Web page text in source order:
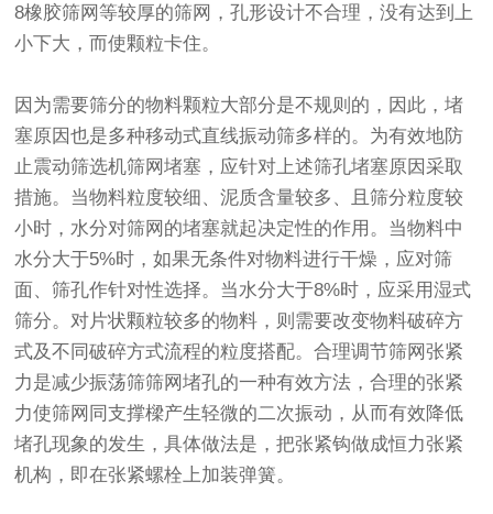
8橡胶筛网等较厚的筛网，孔形设计不合理，没有达到上
小下大，而使颗粒卡住。
因为需要筛分的物料颗粒大部分是不规则的，因此，堵
塞原因也是多种移动式直线振动筛多样的。为有效地防
止震动筛选机筛网堵塞，应针对上述筛孔堵塞原因采取
措施。当物料粒度较细、泥质含量较多、且筛分粒度较
小时，水分对筛网的堵塞就起决定性的作用。当物料中
水分大于5%时，如果无条件对物料进行干燥，应对筛
面、筛孔作针对性选择。当水分大于8%时，应采用湿式
筛分。对片状颗粒较多的物料，则需要改变物料破碎方
式及不同破碎方式流程的粒度搭配。合理调节筛网张紧
力是减少振荡筛筛网堵孔的一种有效方法，合理的张紧
力使筛网同支撑樑产生轻微的二次振动，从而有效降低
堵孔现象的发生，具体做法是，把张紧钩做成恒力张紧
机构，即在张紧螺栓上加装弹簧。